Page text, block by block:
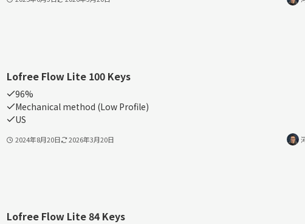
Lofree Flow Lite 100 Keys
96%
Mechanical method (Low Profile)
US
2024年8月20日 2026年3月20日
Lofree Flow Lite 84 Keys